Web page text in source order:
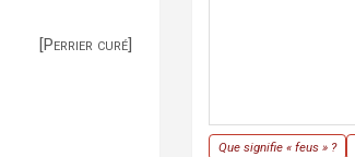
[Perrier curé]
Que signifie « feus » ?